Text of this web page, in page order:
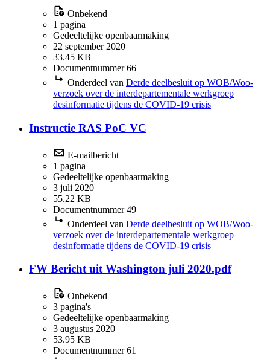
Onbekend
1 pagina
Gedeeltelijke openbaarmaking
22 september 2020
33.45 KB
Documentnummer 66
Onderdeel van Derde deelbesluit op WOB/Woo-
verzoek over de interdepartementale werkgroep
desinformatie tijdens de COVID-19 crisis
Instructie RAS PoC VC
E-mailbericht
1 pagina
Gedeeltelijke openbaarmaking
3 juli 2020
55.22 KB
Documentnummer 49
Onderdeel van Derde deelbesluit op WOB/Woo-
verzoek over de interdepartementale werkgroep
desinformatie tijdens de COVID-19 crisis
FW Bericht uit Washington juli 2020.pdf
Onbekend
3 pagina's
Gedeeltelijke openbaarmaking
3 augustus 2020
53.95 KB
Documentnummer 61